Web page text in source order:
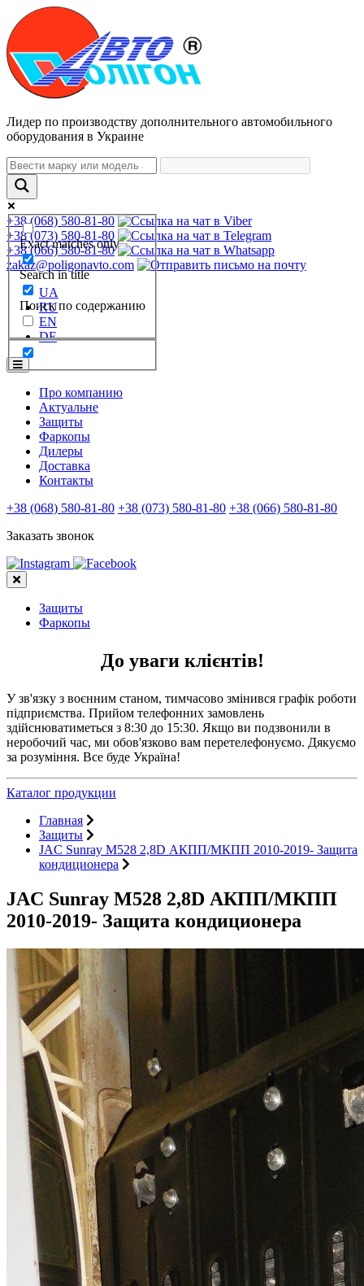
Лидер по производству дополнительного автомобильного
оборудования в Украине
Exact matches only
Search in title
Поиск по содержанию
+38 (068) 580-81-80
+38 (073) 580-81-80
+38 (066) 580-81-80
zakaz@poligonavto.com
UA
RU
EN
DE
Про компанию
Актуальне
Защиты
Фаркопы
Дилеры
Доставка
Контакты
+38 (068) 580-81-80 +38 (073) 580-81-80 +38 (066) 580-81-80
Заказать звонок
Защиты
Фаркопы
До уваги клієнтів!
У зв'язку з воєнним станом, тимчасово змінився графік роботи
підприємства. Прийом телефонних замовлень
здійснюватиметься з 8:30 до 15:30. Якщо ви подзвонили в
неробочий час, ми обов'язково вам перетелефонуємо. Дякуємо
за розуміння. Все буде Україна!
Каталог продукции
Главная
Защиты
JAC Sunray M528 2,8D АКПП/МКПП 2010-2019- Защита
кондиционера
JAC Sunray M528 2,8D АКПП/МКПП
2010-2019- Защита кондиционера